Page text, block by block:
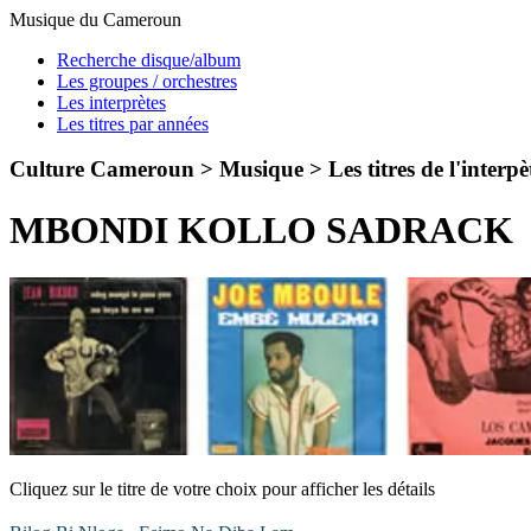
Musique du Cameroun
Recherche disque/album
Les groupes / orchestres
Les interprètes
Les titres par années
Culture Cameroun > Musique > Les titres de
MBONDI KOLLO SADRACK
Cliquez sur le titre de votre choix pour afficher les détails